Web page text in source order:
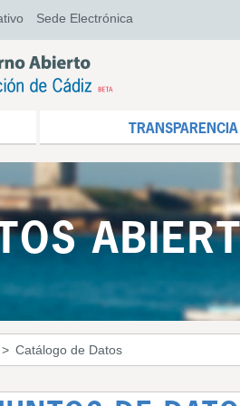
Sede Electrónica
TRANSPARENCIA
Catálogo de Datos